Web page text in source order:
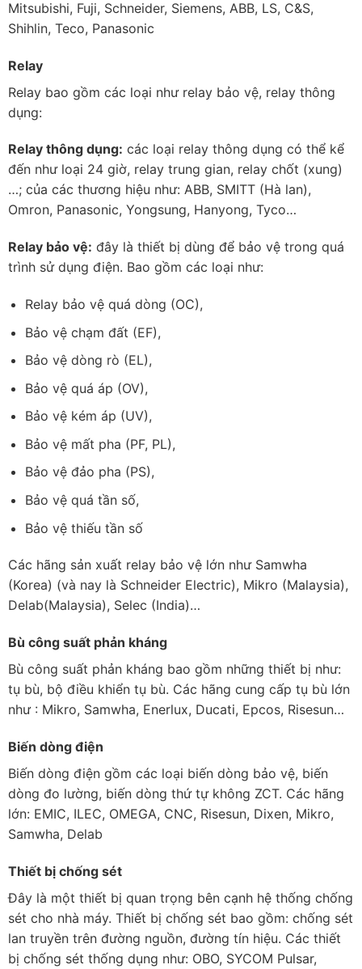
Mitsubishi, Fuji, Schneider, Siemens, ABB, LS, C&S,
Shihlin, Teco, Panasonic
Relay
Relay bao gồm các loại như relay bảo vệ, relay thông
dụng:
Relay thông dụng: các loại relay thông dụng có thể kể
đến như loại 24 giờ, relay trung gian, relay chốt (xung)
…; của các thương hiệu như: ABB, SMITT (Hà lan),
Omron, Panasonic, Yongsung, Hanyong, Tyco…
Relay bảo vệ: đây là thiết bị dùng để bảo vệ trong quá
trình sử dụng điện. Bao gồm các loại như:
Relay bảo vệ quá dòng (OC),
Bảo vệ chạm đất (EF),
Bảo vệ dòng rò (EL),
Bảo vệ quá áp (OV),
Bảo vệ kém áp (UV),
Bảo vệ mất pha (PF, PL),
Bảo vệ đảo pha (PS),
Bảo vệ quá tần số,
Bảo vệ thiếu tần số
Các hãng sản xuất relay bảo vệ lớn như Samwha
(Korea) (và nay là Schneider Electric), Mikro (Malaysia),
Delab(Malaysia), Selec (India)…
Bù công suất phản kháng
Bù công suất phản kháng bao gồm những thiết bị như:
tụ bù, bộ điều khiển tụ bù. Các hãng cung cấp tụ bù lớn
như : Mikro, Samwha, Enerlux, Ducati, Epcos, Risesun…
Biến dòng điện
Biến dòng điện gồm các loại biến dòng bảo vệ, biến
dòng đo lường, biến dòng thứ tự không ZCT. Các hãng
lớn: EMIC, ILEC, OMEGA, CNC, Risesun, Dixen, Mikro,
Samwha, Delab
Thiết bị chống sét
Đây là một thiết bị quan trọng bên cạnh hệ thống chống
sét cho nhà máy. Thiết bị chống sét bao gồm: chống sét
lan truyền trên đường nguồn, đường tín hiệu. Các thiết
bị chống sét thống dụng như: OBO, SYCOM Pulsar,